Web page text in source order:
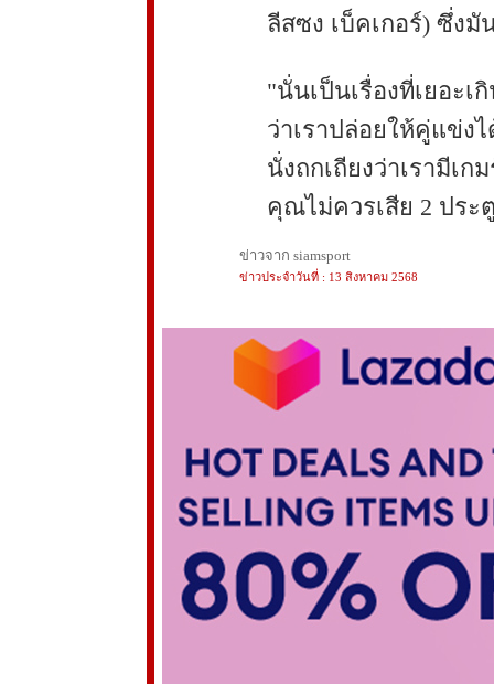
ลีสซง เบ็คเกอร์) ซึ่ง
"นั่นเป็นเรื่องที่เยอะ
ว่าเราปล่อยให้คู่แข่ง
นั่งถกเถียงว่าเรามีเ
คุณไม่ควรเสีย 2 ประ
ข่าวจาก siamsport
ข่าวประจำวันที่ : 13 สิงหาคม 2568